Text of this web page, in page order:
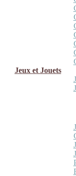
Jeux et Jouets